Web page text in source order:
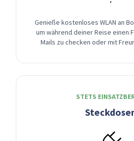
Genieße kostenloses WLAN an
um während deiner Reise einen
Mails zu checken oder mit
STETS